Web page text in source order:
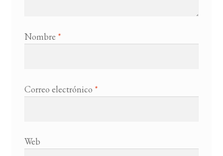
Nombre *
Correo electrónico *
Web